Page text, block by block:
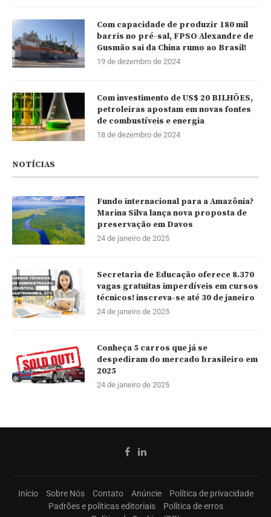
Com capacidade de produzir 180 mil
barris no pré-sal, FPSO Alexandre de
Gusmão sai da China rumo ao Brasil!
19 de dezembro de 2024
Com investimento de US$ 20 BILHÕES,
petroleiras apostam em novas fontes
de combustíveis e energia
18 de dezembro de 2024
NOTÍCIAS
Fundo internacional para a Amazônia?
Marina Silva lança nova proposta de
preservação em Davos
24 de janeiro de 2025
Secretaria de Educação oferece 8.370
vagas gratuitas imperdíveis em cursos
técnicos! inscreva-se até 30 de janeiro
24 de janeiro de 2025
Conheça 5 carros que já se
despediram do mercado brasileiro em
2025
24 de janeiro de 2025
Início Sobre Nós Contato Anúncie
Política de privacidade
Padrões e políticas editoriais
Política de erros